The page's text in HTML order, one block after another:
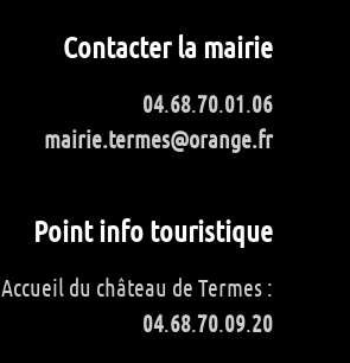
Contacter la mairie
04.68.70.01.06
mairie.termes@orange.fr
Point info touristique
Accueil du château de Termes :
04.68.70.09.20